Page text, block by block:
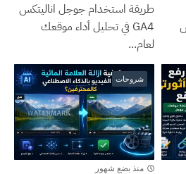
طريقة استخدام جوجل اناليتكس
GA4 في تحليل أداء موقعك
لعام...
شروحات
منذ بضع شهور